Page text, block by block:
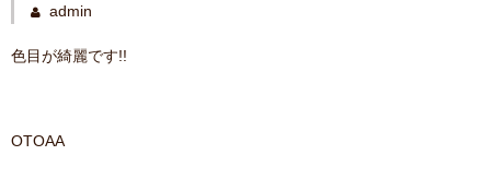
admin
色目が綺麗です!!
OTOAA